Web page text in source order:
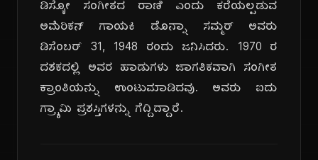
ಡಿಸ್ಕೋ ಸಂಗೀತದ ರಾಣಿ ಎಂದು ಕರೆಯಲ್ಪಡುವ
ಅಮೆರಿಕನ್ ಗಾಯಕಿ ಡೊನ್ನಾ ಸಮ್ಮರ್ ಅವರು
ಡಿಸೆಂಬರ್ 31, 1948 ರಂದು ಜನಿಸಿದರು. 1970 ರ
ದಶಕದಲ್ಲಿ ಅವರ ಹಾಡುಗಳು ಜಾಗತಿಕವಾಗಿ ಸಂಗೀತ
ಕ್ರಾಂತಿಯನ್ನು ಉಂಟುಮಾಡಿದವು. ಅವರು ಐದು
ಗ್ರ್ಯಾಮಿ ಪ್ರಶಸ್ತಿಗಳನ್ನು ಗೆದ್ದಿದ್ದಾರೆ.